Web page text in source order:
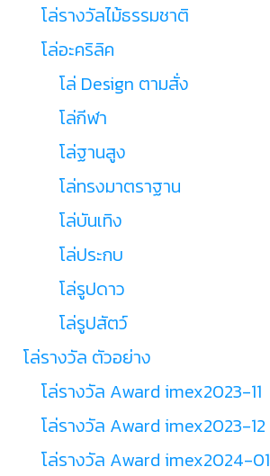
โล่รางวัลไม้ธรรมชาติ
โล่อะคริลิค
โล่ Design ตามสั่ง
โล่กีฬา
โล่ฐานสูง
โล่ทรงมาตราฐาน
โล่บันเทิง
โล่ประกบ
โล่รูปดาว
โล่รูปสัตว์
โล่รางวัล ตัวอย่าง
โล่รางวัล Award imex2023-11
โล่รางวัล Award imex2023-12
โล่รางวัล Award imex2024-01